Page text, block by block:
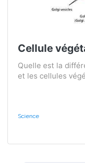
Cellule
Quelle est la
et les cellules
Science